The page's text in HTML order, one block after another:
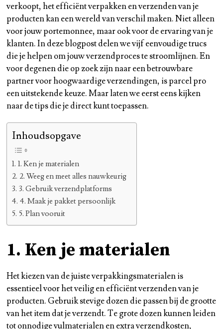
verkoopt, het efficiënt verpakken en verzenden van je
producten kan een wereld van verschil maken. Niet alleen
voor jouw portemonnee, maar ook voor de ervaring van je
klanten. In deze blogpost delen we vijf eenvoudige trucs
die je helpen om jouw verzendproces te stroomlijnen. En
voor degenen die op zoek zijn naar een betrouwbare
partner voor hoogwaardige verzendingen, is parcel pro
een uitstekende keuze. Maar laten we eerst eens kijken
naar de tips die je direct kunt toepassen.
Inhoudsopgave
1. Ken je materialen
2. Weeg en meet alles nauwkeurig
3. Gebruik verzendplatforms
4. Maak je pakket persoonlijk
5. Plan vooruit
1. Ken je materialen
Het kiezen van de juiste verpakkingsmaterialen is
essentieel voor het veilig en efficiënt verzenden van je
producten. Gebruik stevige dozen die passen bij de grootte
van het item dat je verzendt. Te grote dozen kunnen leiden
tot onnodige vulmaterialen en extra verzendkosten,